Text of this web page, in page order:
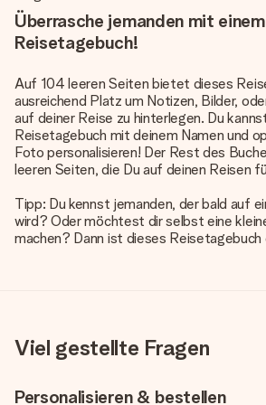
Überrasche jemanden mit
Reisetagebuch!
Auf 104 leeren Seiten bietet dieses
ausreichend Platz um Notizen, Bilder,
auf deiner Reise zu hinterlegen. Du
Reisetagebuch mit deinem Namen und
Foto personalisieren! Der Rest des
leeren Seiten, die Du auf deinen Reisen
Tipp: Du kennst jemanden, der bald auf
wird? Oder möchtest dir selbst eine
machen? Dann ist dieses Reisetagebuch
Viel gestellte Fragen
Personalisieren & bestellen